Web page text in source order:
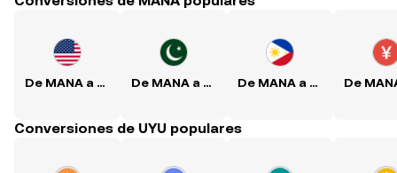
De MANA a USD De MANA a PKR De MANA a PHP
Conversiones de UYU populares